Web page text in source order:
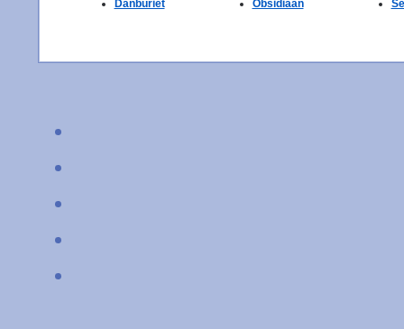
Danburiet
Obsidiaan